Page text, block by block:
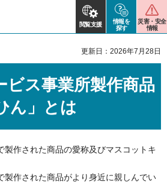
閲覧支援
情報を
探す
災害・安全
情報
更新日：2026年7月28日
ビス事業所製作商品
ん」とは
製作された商品の愛称及びマスコットキ
製作された商品がより身近に親しんでい